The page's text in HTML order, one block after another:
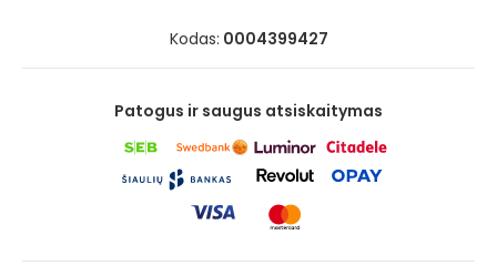
Kodas: 0004399427
Patogus ir saugus atsiskaitymas